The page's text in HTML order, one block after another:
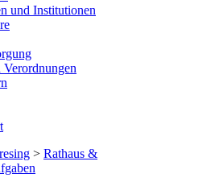
und Institutionen
Verordnungen
> Rathaus &